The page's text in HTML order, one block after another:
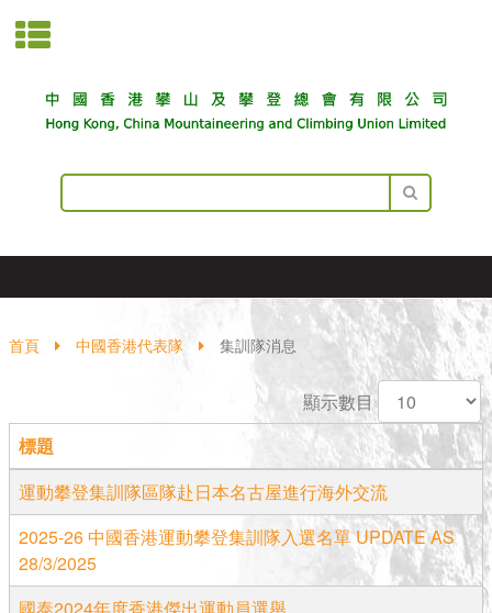
首頁 中國香港代表隊 集訓隊消息
顯示數目
標題
運動攀登集訓隊區隊赴日本名古屋進行海外交流
2025-26 中國香港運動攀登集訓隊入選名單 UPDATE AS
28/3/2025